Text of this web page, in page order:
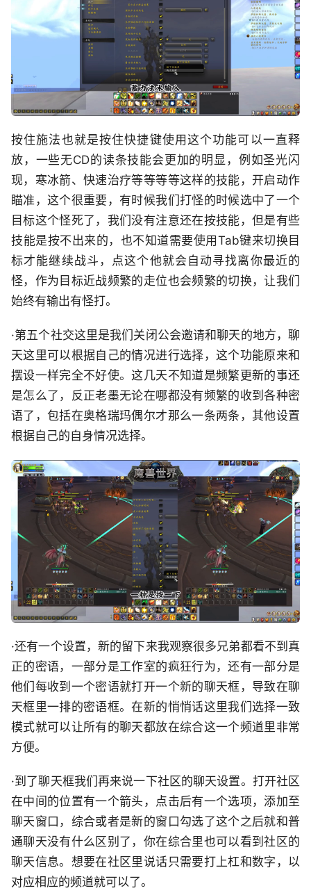
按住施法也就是按住快捷键使用这个功能可以一直释
放，一些无CD的读条技能会更加的明显，例如圣光闪
现，寒冰箭、快速治疗等等等等这样的技能，开启动作
瞄准，这个很重要，有时候我们打怪的时候选中了一个
目标这个怪死了，我们没有注意还在按技能，但是有些
技能是按不出来的，也不知道需要使用Tab键来切换目
标才能继续战斗，点这个他就会自动寻找离你最近的
怪，作为目标近战频繁的走位也会频繁的切换，让我们
始终有输出有怪打。
·第五个社交这里是我们关闭公会邀请和聊天的地方，聊
天这里可以根据自己的情况进行选择，这个功能原来和
摆设一样完全不好使。这几天不知道是频繁更新的事还
是怎么了，反正老墨无论在哪都没有频繁的收到各种密
语了，包括在奥格瑞玛偶尔才那么一条两条，其他设置
根据自己的自身情况选择。
·还有一个设置，新的留下来我观察很多兄弟都看不到真
正的密语，一部分是工作室的疯狂行为，还有一部分是
他们每收到一个密语就打开一个新的聊天框，导致在聊
天框里一排的密语框。在新的悄悄话这里我们选择一致
模式就可以让所有的聊天都放在综合这一个频道里非常
方便。
·到了聊天框我们再来说一下社区的聊天设置。打开社区
在中间的位置有一个箭头，点击后有一个选项，添加至
聊天窗口，综合或者是新的窗口勾选了这个之后就和普
通聊天没有什么区别了，你在综合里也可以看到社区的
聊天信息。想要在社区里说话只需要打上杠和数字，以
对应相应的频道就可以了。